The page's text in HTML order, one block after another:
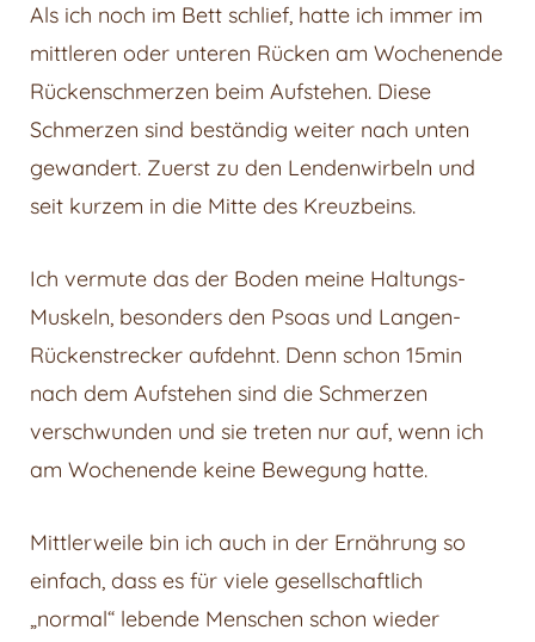
Als ich noch im Bett schlief, hatte ich immer im
mittleren oder unteren Rücken am Wochenende
Rückenschmerzen beim Aufstehen. Diese
Schmerzen sind beständig weiter nach unten
gewandert. Zuerst zu den Lendenwirbeln und
seit kurzem in die Mitte des Kreuzbeins.
Ich vermute das der Boden meine Haltungs-
Muskeln, besonders den Psoas und Langen-
Rückenstrecker aufdehnt. Denn schon 15min
nach dem Aufstehen sind die Schmerzen
verschwunden und sie treten nur auf, wenn ich
am Wochenende keine Bewegung hatte.
Mittlerweile bin ich auch in der Ernährung so
einfach, dass es für viele gesellschaftlich
„normal“ lebende Menschen schon wieder